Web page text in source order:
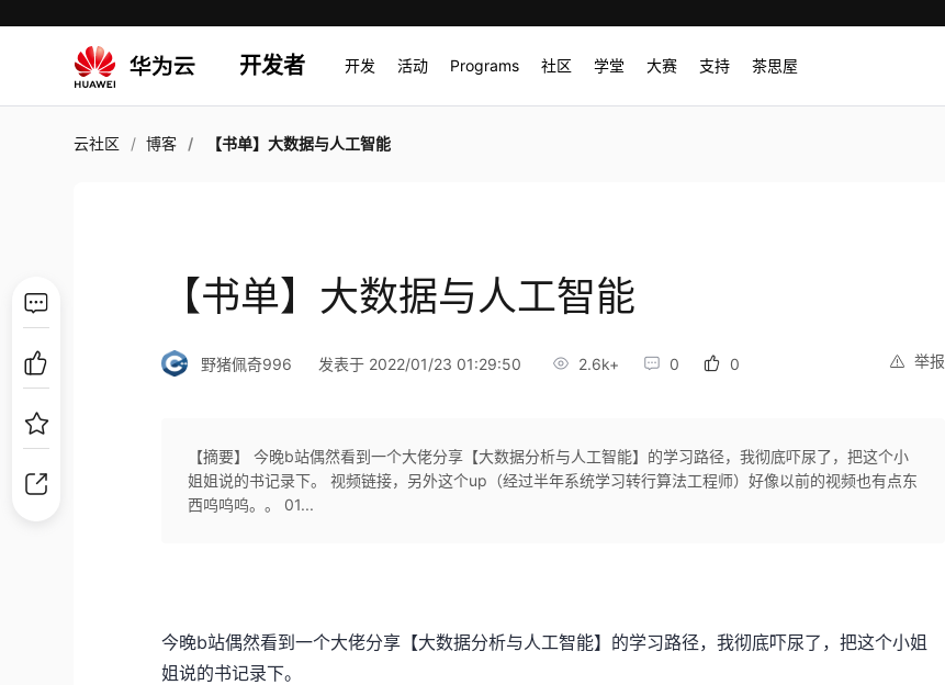
开发者 开发 活动 Programs 社区 学堂 大赛 支持 茶思屋
云社区 博客 【书单】大数据与人工智能
【书单】大数据与人工智能
举报
野猪佩奇996 发表于 2022/01/23 01:29:50 2.6k+ 0 0
【摘要】 今晚b站偶然看到一个大佬分享【大数据分析与人工智能】的学习路径，我彻底吓尿了，把这个小
姐姐说的书记录下。 视频链接，另外这个up（经过半年系统学习转行算法工程师）好像以前的视频也有点东
西呜呜呜。。 01...
今晚b站偶然看到一个大佬分享【大数据分析与人工智能】的学习路径，我彻底吓尿了，把这个小姐
姐说的书记录下。